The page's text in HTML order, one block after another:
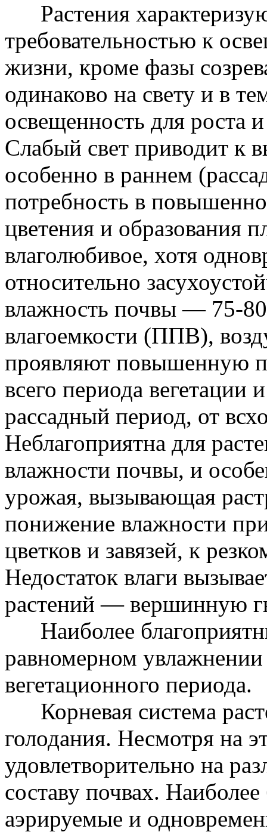
Растения
требовательностью к
жизни, кроме фазы
одинаково на свету и в
освещенность для роста
Слабый свет приводит к
особенно в раннем
потребность в
цветения и образования
влаголюбивое, хотя
относительно
влажность почвы — 75-
влагоемкости (ППВ),
проявляют повышенную
всего периода
рассадный период, от
Неблагоприятна для
влажности почвы, и
урожая, вызывающая
понижение влажности
цветков и завязей, к
Недостаток влаги
растений — вершинную
Наиболее
равномерном увлажнении
вегетационного периода.
Корневая система
голодания. Несмотря на
удовлетворительно на
составу почвах.
аэрируемые и